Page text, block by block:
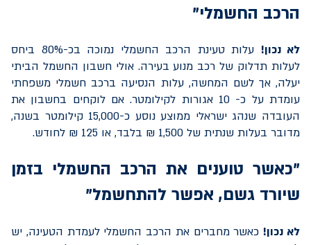
הרכב החשמלי"
לא נכון!
עלות טעינת הרכב החשמלי נמוכה בכ-80% ביחס
לעלות תדלוק של רכב מנוע בעירה. אולי חשבון החשמל הביתי
יעלה, אך לשם המחשה, עלות הנסיעה ברכב חשמלי משפחתי
עומדת על כ- 10 אגורות לקילומטר. אם לוקחים בחשבון את
העובדה שנהג ישראלי ממוצע נוסע כ-15,000 קילומטר בשנה,
מדובר בעלות שנתית של 1,500 ₪ בלבד, או 125 ₪ לחודש.
"כאשר טוענים את הרכב החשמלי בזמן
שיורד גשם, אפשר להתחשמל"
לא נכון! כאשר מחברים את הרכב החשמלי לעמדת הטעינה, יש